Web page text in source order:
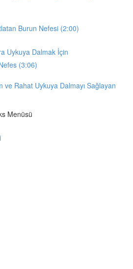
Burun Nefesi (2:00)
Uykuya Dalmak İçin
(3:06)
ve Rahat Uykuya Dalmayı Sağlayan
Menüsü